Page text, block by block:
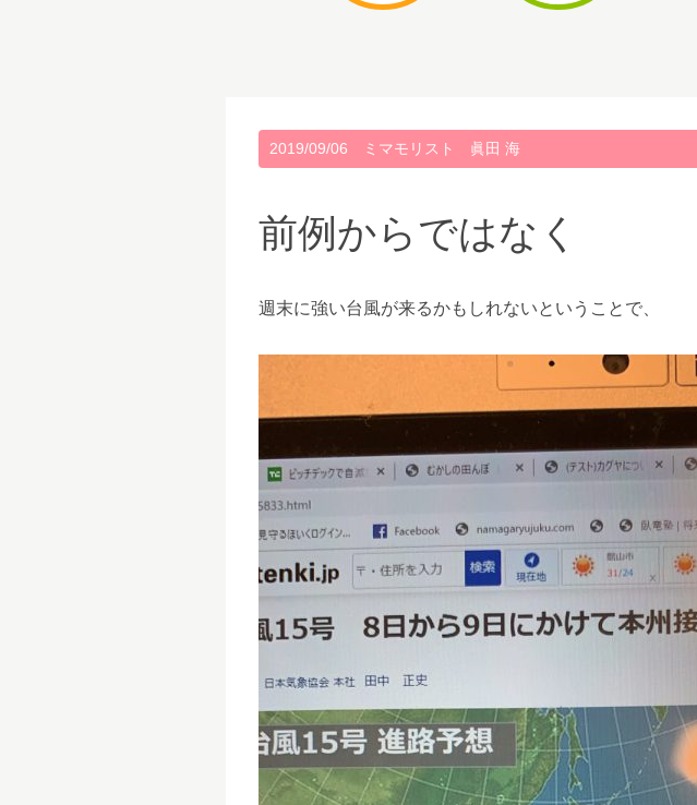
2019/09/06 ミマモリスト 眞田 海
前例からではなく
週末に強い台風が来るかもしれないということで、